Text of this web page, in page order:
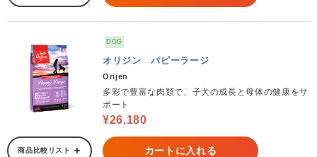
DOG
オリジン パピーラージ
Orijen
多彩で豊富な肉類で、子犬の成長と母体の健康をサ
ポート
¥26,180
商品比較リスト カートに入れる